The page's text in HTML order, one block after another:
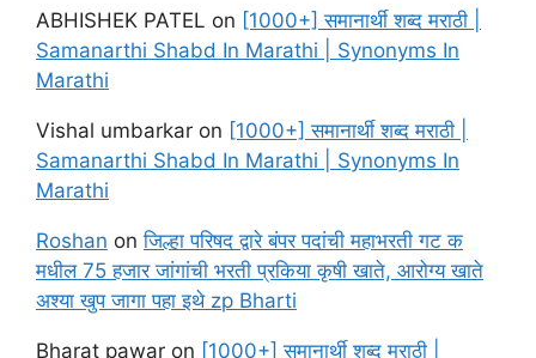
ABHISHEK PATEL on [1000+] समानार्थी शब्द मराठी |
Samanarthi Shabd In Marathi | Synonyms In
Marathi
Vishal umbarkar on [1000+] समानार्थी शब्द मराठी |
Samanarthi Shabd In Marathi | Synonyms In
Marathi
Roshan onजिल्हा परिषद द्वारे बंपर पदांची महाभरती गट क
मधील 75 हजार जांगांची भरती प्रकिया कृषी खाते, आरोग्य खाते
अश्या खुप जागा पहा इथे zp Bharti
Bharat pawar on [1000+] समानार्थी शब्द मराठी |